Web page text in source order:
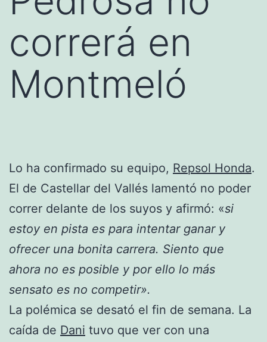
correrá en
Montmeló
Lo ha confirmado su equipo, Repsol Honda.
El de Castellar del Vallés lamentó no poder
correr delante de los suyos y afirmó: «si
estoy en pista es para intentar ganar y
ofrecer una bonita carrera. Siento que
ahora no es posible y por ello lo más
sensato es no competir».
La polémica se desató el fin de semana. La
caída de Dani tuvo que ver con una